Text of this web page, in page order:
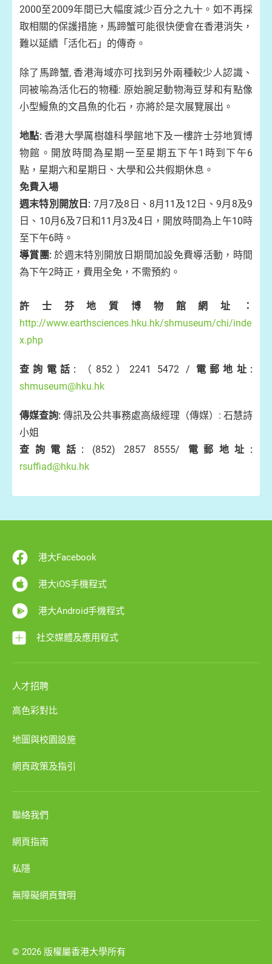
2000至2009年間已大幅度減少百分之九十。如不再採
取相關的保護措施，馬蹄蟹可能很快便會在香港消失，
難以延續「活化石」的傳奇。
除了馬蹄蟹, 香港海域亦可找到另外兩種較少人認識、
同被喻為活化石的物種: 原始腕足動物海豆芽和有點像
小型鰻魚的文昌魚的化石，亦將於是次展覽展出。
地點:香港大學厲樹雄科學館地下及一樓許士芬地質博
物館。開放時間為星期一至星期五下午1時到下午6
點，星期六和星期日、大學和公共假期休息。
免費入場
週末特別開放日: 7月7及8日、8月11及12日、9月8及9
日、10月6及7日和11月3及4日，開放時間為上午10時
至下午6時。
導賞團: 於週末特別開放日期間加設免費導活動，時間
為下午2時正，費用全免，不需預約。
許士芬地質博物館網址：
http://www.earthsciences.hku.hk/shmuseum/chi/inde
x.php
查詢電話: （852）2241 5472 / 電郵地址:
shmuseum@hku.hk
傳媒查詢: 傳訊及公共事務處高級經理（傳媒）: 石慧詩
小姐
查詢電話: (852) 2857 8555/ 電郵地址:
rsuffiad@hku.hk
港大Facebook
港大iOS手機程式
港大Android手機程式
社交媒體及應用程式
人才招聘
高色彩對比
地圖與校園設施
網頁政策及指引
聯絡我們
網頁指南
私隱
無障礙網頁聲明
© 2026 版權屬香港大學所有